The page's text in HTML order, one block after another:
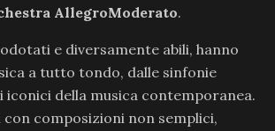
AllegroModerato.
e diversamente abili, hanno
a tutto tondo, dalle sinfonie
iconici della musica contemporanea.
con composizioni non semplici,